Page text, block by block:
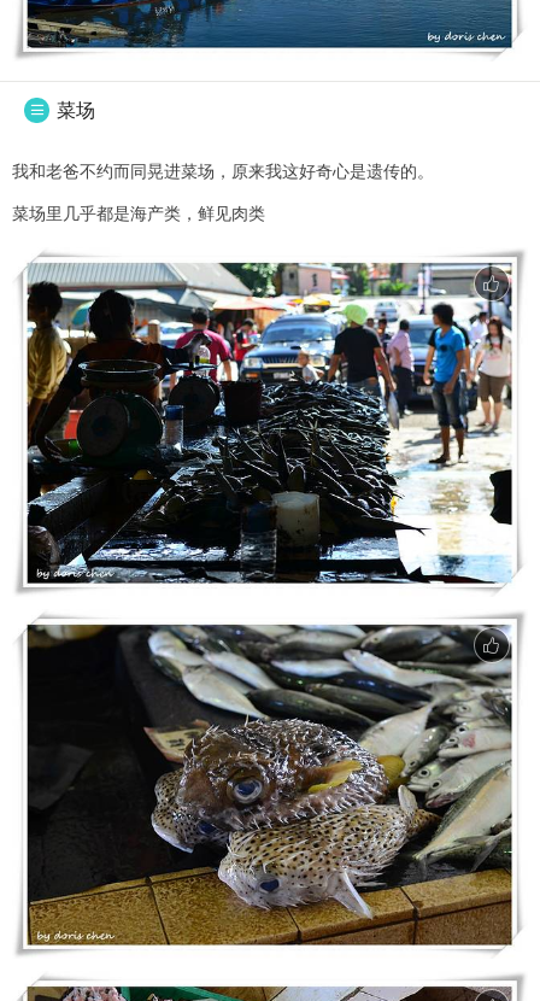
 菜场
我和老爸不约而同晃进菜场，原来我这好奇心是遗传的。
菜场里几乎都是海产类，鲜见肉类